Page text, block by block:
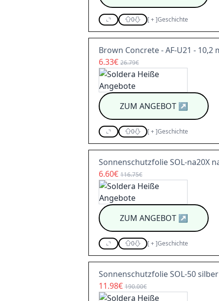
0 [+]Geschichte
Brown Concrete - AF-U21 - 10,2
6.33€ 26.79€
ZUM ANGEBOT↗
0 [+]Geschichte
Sonnenschutzfolie SOL-na20X
6.60€ 116.75€
ZUM ANGEBOT↗
0 [+]Geschichte
Sonnenschutzfolie SOL-50
11.98€ 190.00€